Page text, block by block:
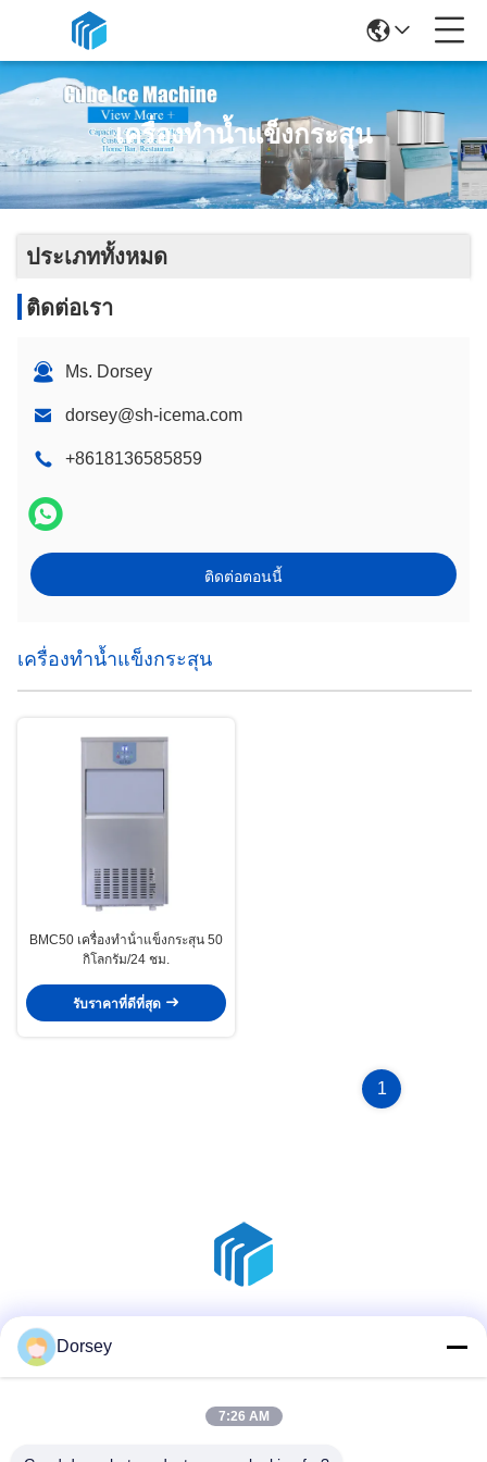
เครื่องทำน้ำแข็งกระสุน
ประเภททั้งหมด
ติดต่อเรา
Ms. Dorsey
dorsey@sh-icema.com
+8618136585859
ติดต่อตอนนี้
เครื่องทำน้ำแข็งกระสุน
BMC50 เครื่องทําน้ําแข็งกระสุน 50
กิโลกรัม/24 ชม.
รับราคาที่ดีที่สุด
1
Dorsey
7:26 AM